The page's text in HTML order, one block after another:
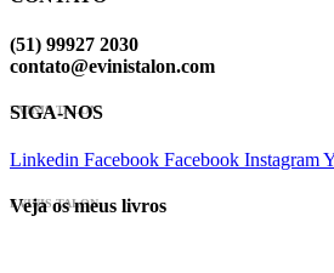
(51) 99927 2030
contato@evinistalon.com
EVINIS TALON
SIGA-NOS
Linkedin Facebook Facebook Instagram
EVINIS TALON
Veja os meus livros